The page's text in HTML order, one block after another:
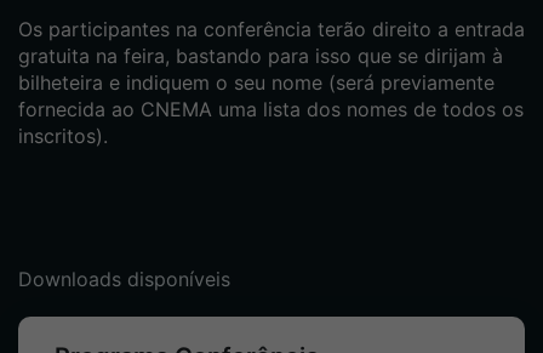
Os participantes na conferência terão direito a entrada
gratuita na feira, bastando para isso que se dirijam à
bilheteira e indiquem o seu nome (será previamente
fornecida ao CNEMA uma lista dos nomes de todos os
inscritos).
Downloads disponíveis